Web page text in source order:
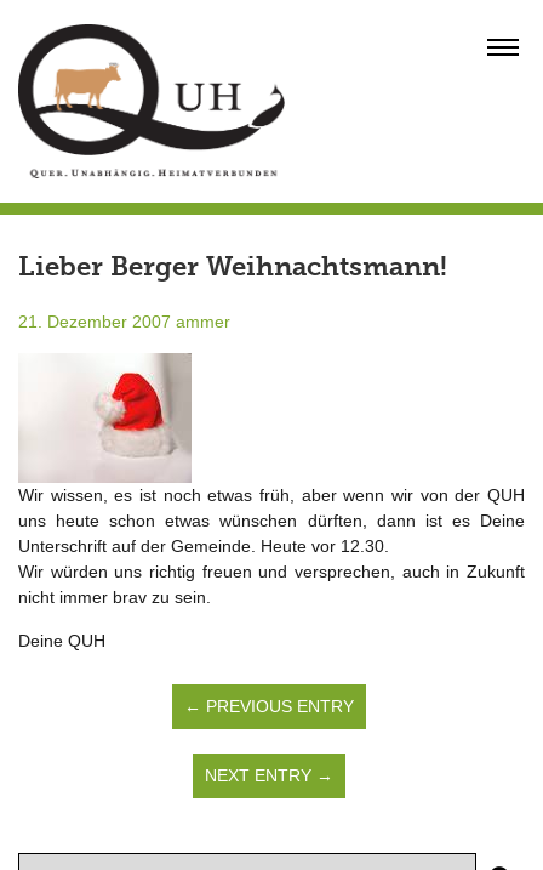
content
Lieber Berger Weihnachtsmann!
21. Dezember 2007 ammer
Wir wissen, es ist noch etwas früh, aber wenn wir von der QUH
uns heute schon etwas wünschen dürften, dann ist es Deine
Unterschrift auf der Gemeinde. Heute vor 12.30.
Wir würden uns richtig freuen und versprechen, auch in Zukunft
nicht immer brav zu sein.
Deine QUH
← PREVIOUS ENTRY
NEXT ENTRY →